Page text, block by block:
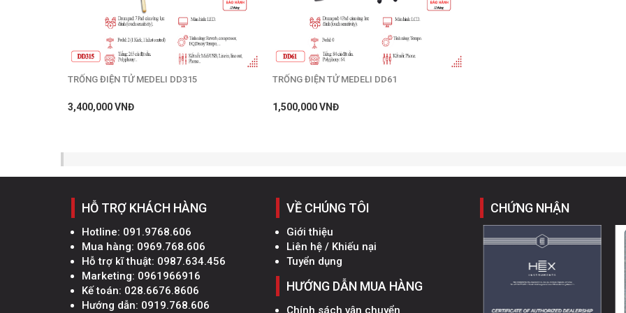
TRỐNG ĐIỆN TỬ MEDELI DD315
3,400,000 VNĐ
TRỐNG ĐIỆN TỬ MEDELI DD61
1,500,000 VNĐ
HỖ TRỢ KHÁCH HÀNG
Hotline: 091.9768.606
Mua hàng: 0969.768.606
Hỗ trợ kĩ thuật: 0987.634.456
Marketing: 0961966916
Kế toán: 028.6676.8606
Hướng dẫn: 0919.768.606
VỀ CHÚNG TÔI
Giới thiệu
Liên hệ / Khiếu nại
Tuyển dụng
HƯỚNG DẪN MUA HÀNG
Chính sách vận chuyển
CHỨNG NHẬN